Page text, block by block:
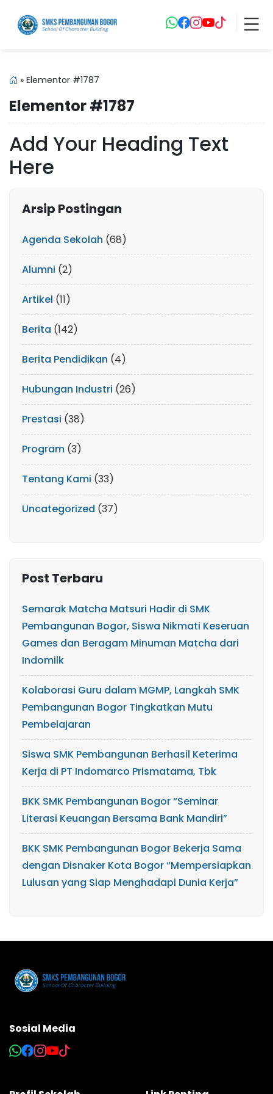
» Elementor #1787
Elementor #1787
Add Your Heading Text
Here
Arsip Postingan
Agenda Sekolah (68)
Alumni (2)
Artikel (11)
Berita (142)
Berita Pendidikan (4)
Hubungan Industri (26)
Prestasi (38)
Program (3)
Tentang Kami (33)
Uncategorized (37)
Post Terbaru
Semarak Matcha Matsuri Hadir di SMK
Pembangunan Bogor, Siswa Nikmati Keseruan
Games dan Beragam Minuman Matcha dari
Indomilk
Kolaborasi Guru dalam MGMP, Langkah SMK
Pembangunan Bogor Tingkatkan Mutu
Pembelajaran
Siswa SMK Pembangunan Berhasil Keterima
Kerja di PT Indomarco Prismatama, Tbk
BKK SMK Pembangunan Bogor “Seminar
Literasi Keuangan Bersama Bank Mandiri”
BKK SMK Pembangunan Bogor Bekerja Sama
dengan Disnaker Kota Bogor “Mempersiapkan
Lulusan yang Siap Menghadapi Dunia Kerja”
Sosial Media